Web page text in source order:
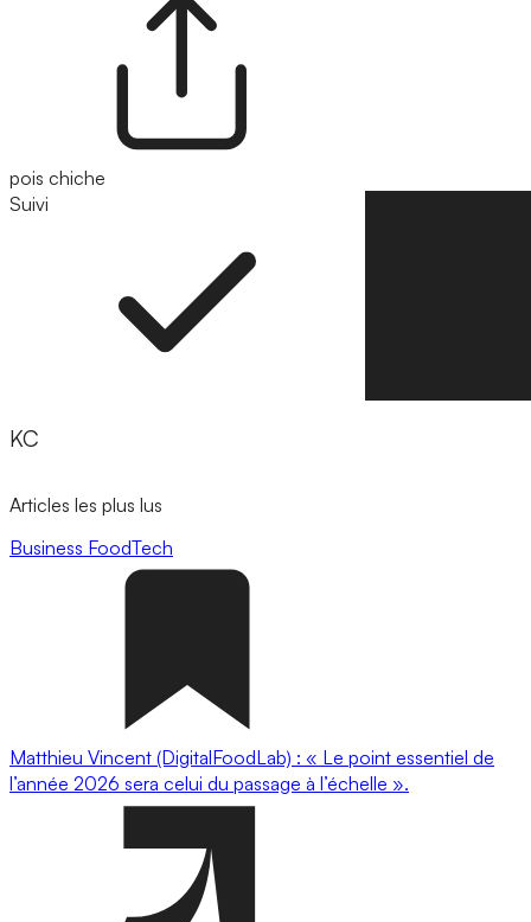
pois chiche
Suivi
KC
Articles les plus lus
Business FoodTech
Matthieu Vincent (DigitalFoodLab) : « Le point essentiel de
l’année 2026 sera celui du passage à l’échelle ».